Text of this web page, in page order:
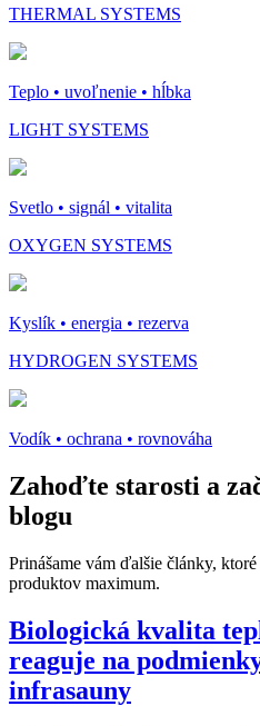
THERMAL SYSTEMS
Teplo • uvoľnenie • hĺbka
LIGHT SYSTEMS
Svetlo • signál • vitalita
OXYGEN SYSTEMS
Kyslík • energia • rezerva
HYDROGEN SYSTEMS
Vodík • ochrana • rovnováha
Zahoďte starosti a
blogu
Prinášame vám ďalšie články,
produktov maximum.
Biologická kvalita
reaguje na
infrasauny